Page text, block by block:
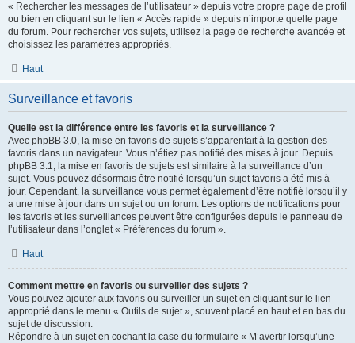
« Rechercher les messages de l’utilisateur » depuis votre propre page de profil
ou bien en cliquant sur le lien « Accès rapide » depuis n’importe quelle page
du forum. Pour rechercher vos sujets, utilisez la page de recherche avancée et
choisissez les paramètres appropriés.
Haut
Surveillance et favoris
Quelle est la différence entre les favoris et la surveillance ?
Avec phpBB 3.0, la mise en favoris de sujets s’apparentait à la gestion des
favoris dans un navigateur. Vous n’étiez pas notifié des mises à jour. Depuis
phpBB 3.1, la mise en favoris de sujets est similaire à la surveillance d’un
sujet. Vous pouvez désormais être notifié lorsqu’un sujet favoris a été mis à
jour. Cependant, la surveillance vous permet également d’être notifié lorsqu’il y
a une mise à jour dans un sujet ou un forum. Les options de notifications pour
les favoris et les surveillances peuvent être configurées depuis le panneau de
l’utilisateur dans l’onglet « Préférences du forum ».
Haut
Comment mettre en favoris ou surveiller des sujets ?
Vous pouvez ajouter aux favoris ou surveiller un sujet en cliquant sur le lien
approprié dans le menu « Outils de sujet », souvent placé en haut et en bas du
sujet de discussion.
Répondre à un sujet en cochant la case du formulaire « M’avertir lorsqu’une